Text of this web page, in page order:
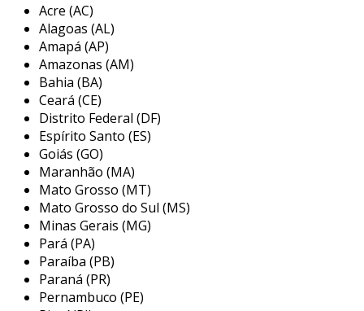
um potencial desperdício se não for reciclada,
mas também é uma fonte de matéria-prima
valiosa. a recuperação e o processamento
desse tipo de sucata permitem a reintrodução
de elementos raros e caros no mercado,
reduzindo a necessidade de mineração e
beneficiando o meio ambiente. tais processos
têm ganhado destaque, com empresas
especializadas em reaproveitamento,
promovendo a sustentabilidade e a economia
circular.
principais aplicações da sucata de
metal duro
a sucata de metal duro, quando reciclada, pode
Acre (AC)
Alagoas (AL)
Amapá (AP)
Amazonas (AM)
Bahia (BA)
Ceará (CE)
Distrito Federal (DF)
Espírito Santo (ES)
Goiás (GO)
Maranhão (MA)
Mato Grosso (MT)
Mato Grosso do Sul (MS)
Minas Gerais (MG)
Pará (PA)
Paraíba (PB)
Paraná (PR)
Pernambuco (PE)